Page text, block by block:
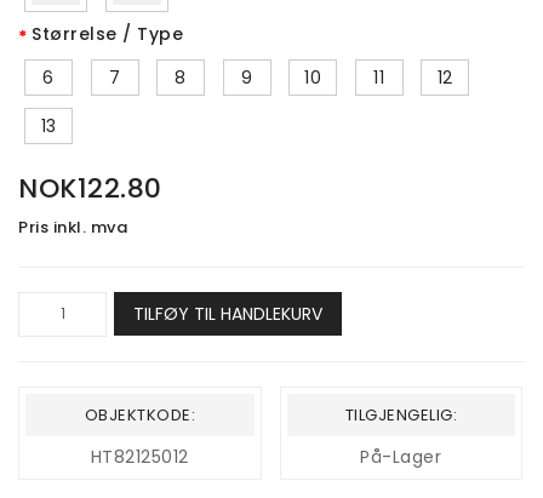
Størrelse / Type
6
7 8 9 10 11
12
13
NOK122.80
Pris inkl. mva
TILFØY TIL HANDLEKURV
OBJEKTKODE:
HT82125012
TILGJENGELIG:
På-Lager